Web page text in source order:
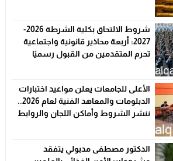
شروط الالتحاق بكلية الشرطة 2026-
2027: أربعة محاذير قانونية واجتماعية
تحرم المتقدمين من القبول رسميًا
الأعلى للجامعات يعلن مواعيد اختبارات
الدبلومات والمعاهد الفنية لعام 2026..
ننشر الشروط وأماكن اللجان والروابط
الدكتور مصطفى مدبولي يتفقد